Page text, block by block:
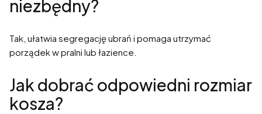
niezbędny?
Tak, ułatwia segregację ubrań i pomaga utrzymać
porządek w pralni lub łazience.
Jak dobrać odpowiedni rozmiar
kosza?